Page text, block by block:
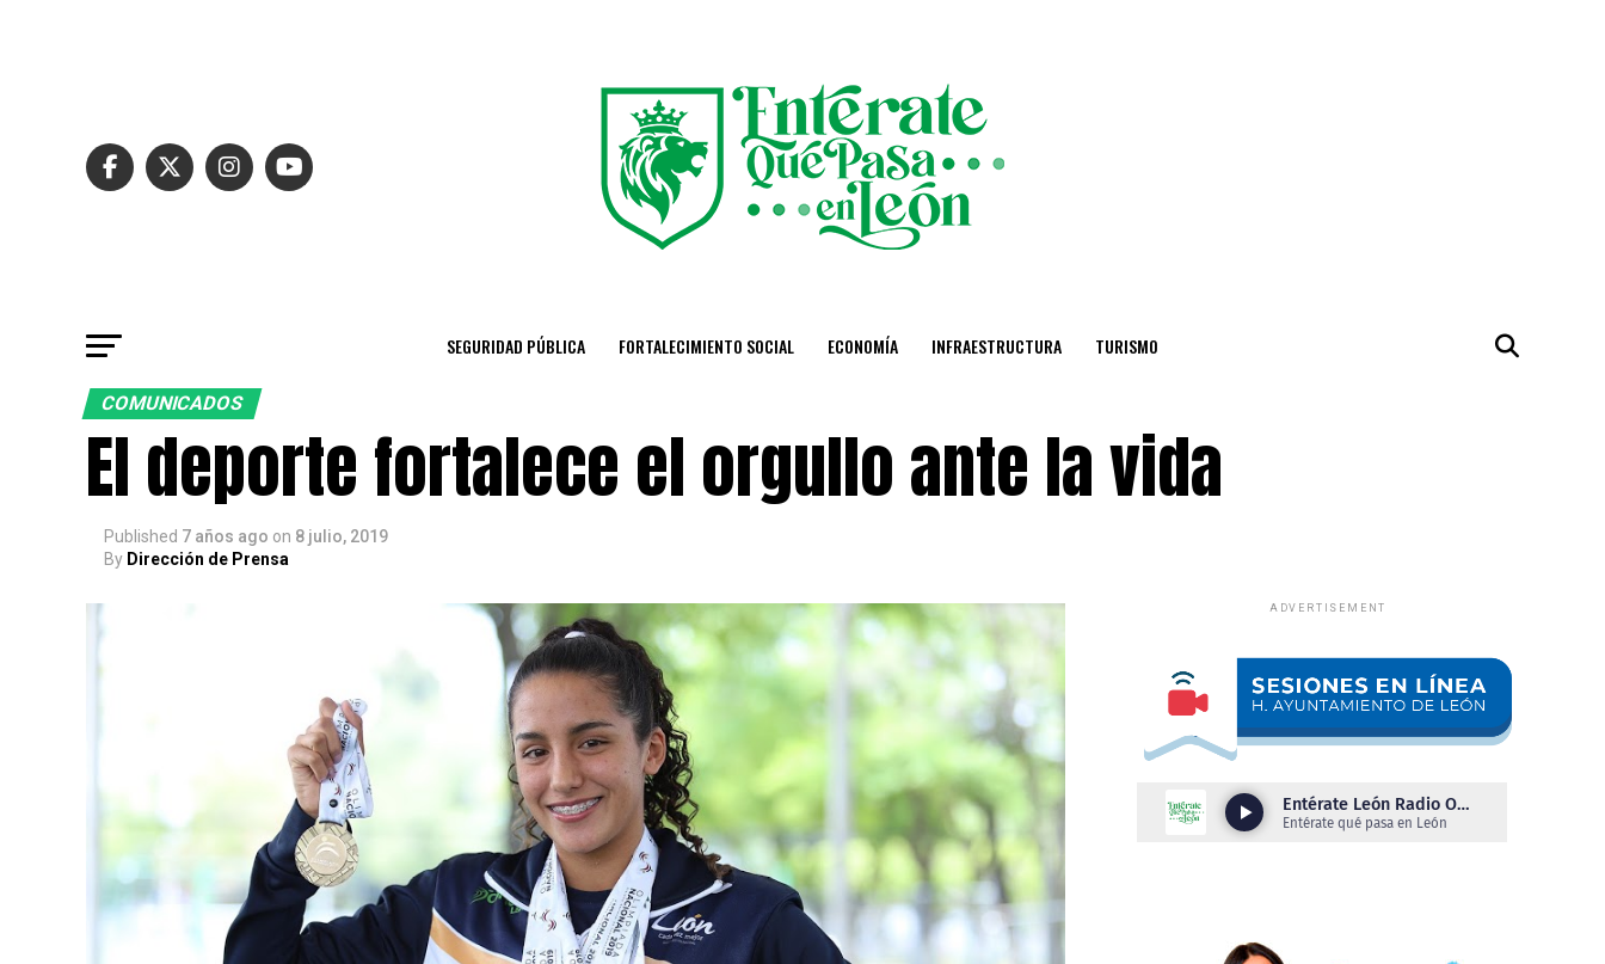
SEGURIDAD PÚBLICA FORTALECIMIENTO SOCIAL ECONOMÍA INFRAESTRUCTURA TURISMO
COMUNICADOS
El deporte fortalece el orgullo ante la vida
Published 7 años ago on 8 julio, 2019
By Dirección de Prensa
ADVERTISEMENT